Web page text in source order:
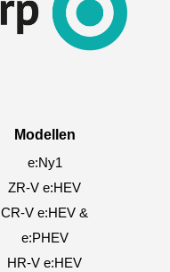
Modellen
e:Ny1
ZR-V e:HEV
CR-V e:HEV &
e:PHEV
HR-V e:HEV